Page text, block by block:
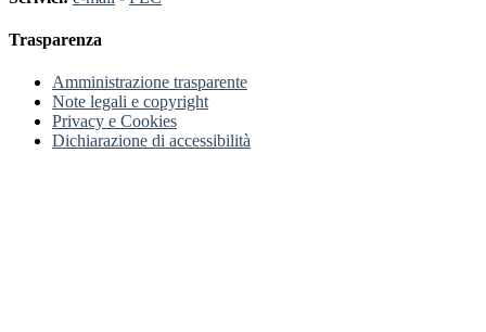
Trasparenza
Amministrazione trasparente
Note legali e copyright
Privacy e Cookies
Dichiarazione di accessibilità